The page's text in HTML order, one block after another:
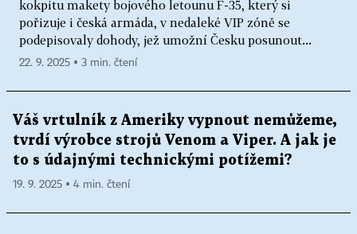
kokpitu makety bojového letounu F-35, který si
pořizuje i česká armáda, v nedaleké VIP zóně se
podepisovaly dohody, jež umožní Česku posunout...
22. 9. 2025 ▪ 3 min. čtení
Váš vrtulník z Ameriky vypnout nemůžeme,
tvrdí výrobce strojů Venom a Viper. A jak je
to s údajnými technickými potížemi?
19. 9. 2025 ▪ 4 min. čtení